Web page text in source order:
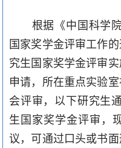
根据《中国科学
国家奖学金评审工作
究生国家奖学金评审
申请，所在重点实验
会评审，以下研究生
生国家奖学金评审，
议，可通过口头或书